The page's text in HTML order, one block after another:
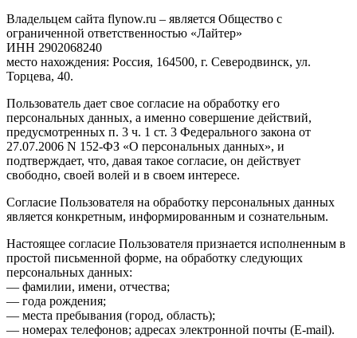
Владельцем сайта flynow.ru – является Общество с
ограниченной ответственностью «Лайтер»
ИНН 2902068240
место нахождения: Россия, 164500, г. Северодвинск, ул.
Торцева, 40.
Пользователь дает свое согласие на обработку его
персональных данных, а именно совершение действий,
предусмотренных п. 3 ч. 1 ст. 3 Федерального закона от
27.07.2006 N 152-ФЗ «О персональных данных», и
подтверждает, что, давая такое согласие, он действует
свободно, своей волей и в своем интересе.
Согласие Пользователя на обработку персональных данных
является конкретным, информированным и сознательным.
Настоящее согласие Пользователя признается исполненным в
простой письменной форме, на обработку следующих
персональных данных:
— фамилии, имени, отчества;
— года рождения;
— места пребывания (город, область);
— номерах телефонов; адресах электронной почты (E-mail).